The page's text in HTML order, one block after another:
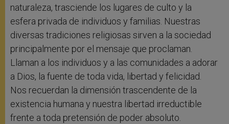
naturaleza, trasciende los lugares de culto y la
esfera privada de individuos y familias. Nuestras
diversas tradiciones religiosas sirven a la sociedad
principalmente por el mensaje que proclaman.
Llaman a los individuos y a las comunidades a adorar
a Dios, la fuente de toda vida, libertad y felicidad.
Nos recuerdan la dimensión trascendente de la
existencia humana y nuestra libertad irreductible
frente a toda pretensión de poder absoluto.